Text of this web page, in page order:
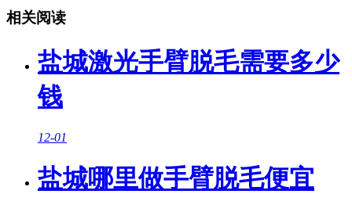
相关阅读
盐城激光手臂脱毛需要多少
钱
12-01
盐城哪里做手臂脱毛便宜